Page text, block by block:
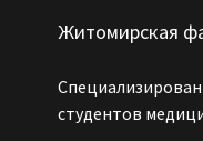
Житомирская
студентов